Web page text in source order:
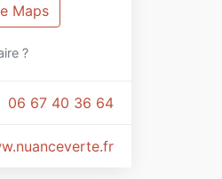
Maps
?
06 67 40 36 64